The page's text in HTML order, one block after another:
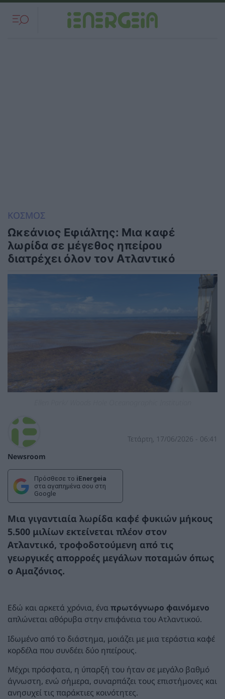
ΚΟΣΜΟΣ
Ωκεάνιος Εφιάλτης: Μια καφέ
λωρίδα σε μέγεθος ηπείρου
διατρέχει όλον τον Ατλαντικό
Newsroom
Τετάρτη, 17/06/2026 - 06:41
Πρόσθεσε το iEnergeia
στα αγαπημένα σου στη
Google
Μια γιγαντιαία λωρίδα καφέ φυκιών μήκους
5.500 μιλίων εκτείνεται πλέον στον
Ατλαντικό, τροφοδοτούμενη από τις
γεωργικές απορροές μεγάλων ποταμών όπως
ο Αμαζόνιος.
Εδώ και αρκετά χρόνια, έναπρωτόγνωρο φαινόμενο
απλώνεται αθόρυβα στην επιφάνεια του Ατλαντικού.
Ιδωμένο από το διάστημα, μοιάζει με μια τεράστια καφέ
κορδέλα που συνδέει δύο ηπείρους.
Μέχρι πρόσφατα, η ύπαρξή του ήταν σε μεγάλο βαθμό
άγνωστη, ενώ σήμερα, συναρπάζει τους επιστήμονες και
ανησυχεί τις παράκτιες κοινότητες.